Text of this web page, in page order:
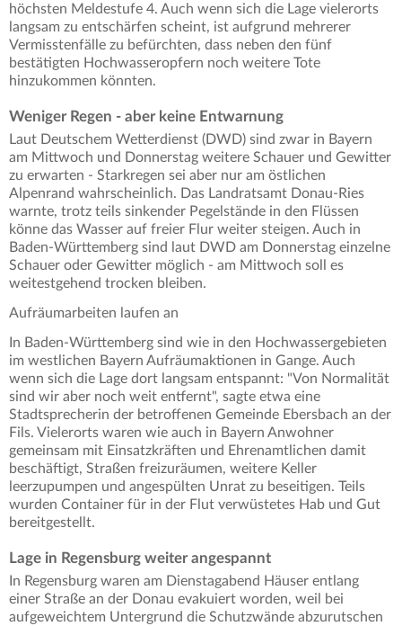
höchsten Meldestufe 4. Auch wenn sich die Lage vielerorts
langsam zu entschärfen scheint, ist aufgrund mehrerer
Vermisstenfälle zu befürchten, dass neben den fünf
bestätigten Hochwasseropfern noch weitere Tote
hinzukommen könnten.
Weniger Regen - aber keine Entwarnung
Laut Deutschem Wetterdienst (DWD) sind zwar in Bayern
am Mittwoch und Donnerstag weitere Schauer und Gewitter
zu erwarten - Starkregen sei aber nur am östlichen
Alpenrand wahrscheinlich. Das Landratsamt Donau-Ries
warnte, trotz teils sinkender Pegelstände in den Flüssen
könne das Wasser auf freier Flur weiter steigen. Auch in
Baden-Württemberg sind laut DWD am Donnerstag einzelne
Schauer oder Gewitter möglich - am Mittwoch soll es
weitestgehend trocken bleiben.
Aufräumarbeiten laufen an
In Baden-Württemberg sind wie in den Hochwassergebieten
im westlichen Bayern Aufräumaktionen in Gange. Auch
wenn sich die Lage dort langsam entspannt: "Von Normalität
sind wir aber noch weit entfernt", sagte etwa eine
Stadtsprecherin der betroffenen Gemeinde Ebersbach an der
Fils. Vielerorts waren wie auch in Bayern Anwohner
gemeinsam mit Einsatzkräften und Ehrenamtlichen damit
beschäftigt, Straßen freizuräumen, weitere Keller
leerzupumpen und angespülten Unrat zu beseitigen. Teils
wurden Container für in der Flut verwüstetes Hab und Gut
bereitgestellt.
Lage in Regensburg weiter angespannt
In Regensburg waren am Dienstagabend Häuser entlang
einer Straße an der Donau evakuiert worden, weil bei
aufgeweichtem Untergrund die Schutzwände abzurutschen